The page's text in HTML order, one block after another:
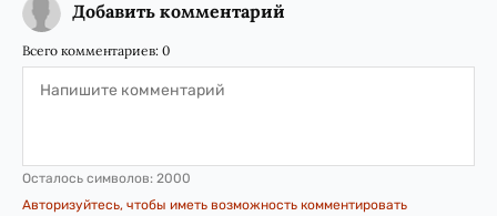
Добавить комментарий
Всего комментариев: 0
Осталось символов: 2000
Авторизуйтесь, чтобы иметь возможность комментировать